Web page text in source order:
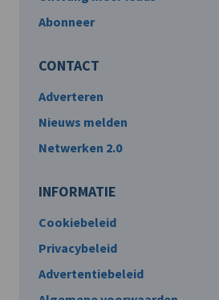
Abonneer
CONTACT
Adverteren
Nieuws melden
Netwerken 2.0
INFORMATIE
Cookiebeleid
Privacybeleid
Advertentiebeleid